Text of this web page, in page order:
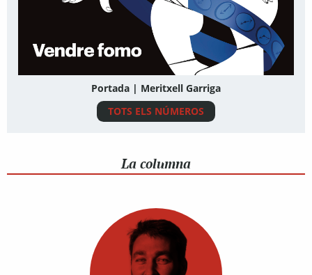
Portada | Meritxell Garriga
TOTS ELS NÚMEROS
La columna